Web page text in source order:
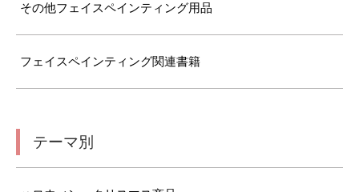
その他フェイスペインティング用品
フェイスペインティング関連書籍
テーマ別